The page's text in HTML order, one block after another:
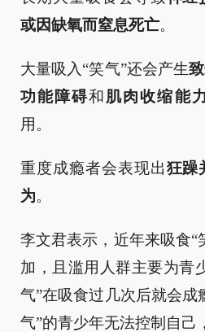
或因缺氧而窒息死亡。
大量吸入“笑气”还会产生
功能障碍和 肌肉收缩能力
用。
重度成瘾者会表现出狂躁
为。
李文君表示，近年来吸食“
加，且滥用人群主要为青
气”在吸食过几次后就会成
气”的青少年无法控制自己